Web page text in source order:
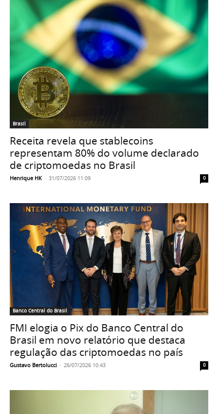
Brasil
Receita revela que stablecoins
representam 80% do volume declarado
de criptomoedas no Brasil
Henrique HK - 31/07/2026 11:09 0
Banco Central do Brasil
FMI elogia o Pix do Banco Central do
Brasil em novo relatório que destaca
regulação das criptomoedas no país
Gustavo Bertolucci - 26/07/2026 10:43 0